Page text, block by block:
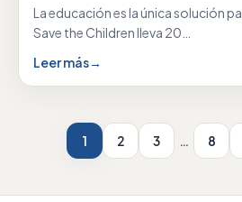
La educación es la única solución
Save the Children lleva 20…
Leer más→
1 2 3 8